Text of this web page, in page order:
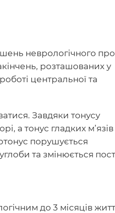
неврологічного
розташованих у
центральної та
Завдяки тонусу
а тонус гладких
порушується
та змінюється
до 3 місяців